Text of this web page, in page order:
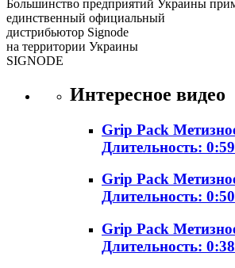
Большинство предприятий Украины
единственный официальный
дистрибьютор Signode
на территории Украины
SIGNODE
Интересное видео
Grip Pack
Длительность: 0:59
Grip Pack
Длительность: 0:50
Grip Pack
Длительность: 0:38